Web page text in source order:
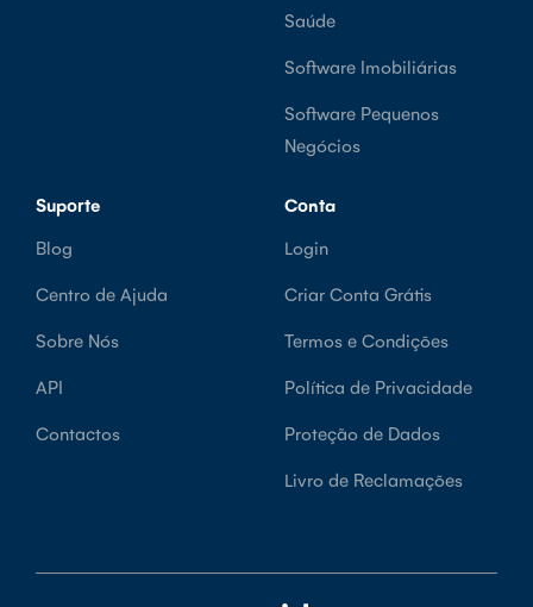
Saúde
Software Imobiliárias
Software Pequenos
Negócios
Suporte
Blog
Centro de Ajuda
Sobre Nós
API
Contactos
Conta
Login
Criar Conta Grátis
Termos e Condições
Política de Privacidade
Proteção de Dados
Livro de Reclamações